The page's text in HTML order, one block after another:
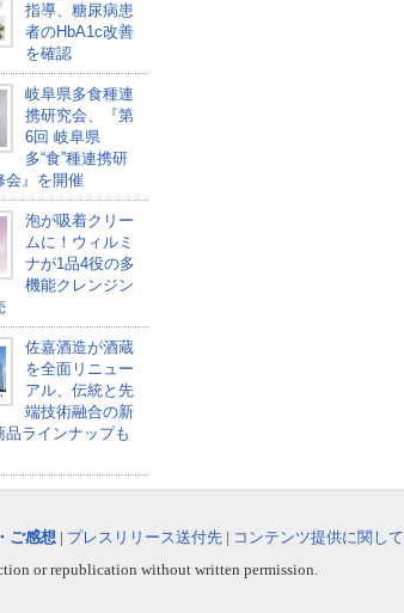
指導、糖尿病患
者のHbA1c改善
を確認
岐阜県多食種連
携研究会、『第
6回 岐阜県
多“食”種連携研
会』を開催
泡が吸着クリー
ムに！ウィルミ
ナが1品4役の多
機能クレンジン
佐嘉酒造が酒蔵
を全面リニュー
アル、伝統と先
端技術融合の新
品ラインナップも
ご感想 | プレスリリース送付先 | コンテンツ提供に関して
or republication without written permission.